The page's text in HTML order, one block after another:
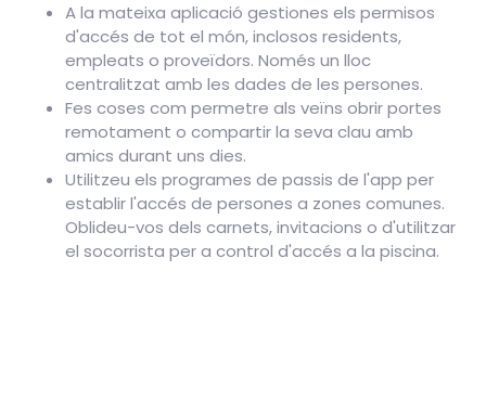
A la mateixa aplicació gestiones els permisos
d'accés de tot el món, inclosos residents,
empleats o proveïdors. Només un lloc
centralitzat amb les dades de les persones.
Fes coses com permetre als veïns obrir portes
remotament o compartir la seva clau amb
amics durant uns dies.
Utilitzeu els programes de passis de l'app per
establir l'accés de persones a zones comunes.
Oblideu-vos dels carnets, invitacions o d'utilitzar
el socorrista per a control d'accés a la piscina.